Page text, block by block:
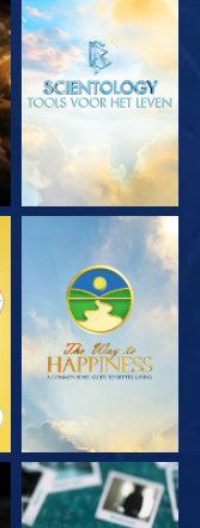
VERKEN DE SERIE
KIJK